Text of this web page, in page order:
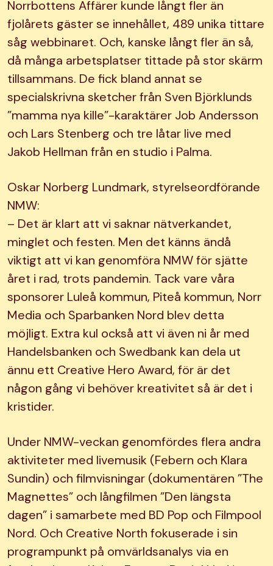
Norrbottens Affärer kunde långt fler än
fjolårets gäster se innehållet, 489 unika tittare
såg webbinaret. Och, kanske långt fler än så,
då många arbetsplatser tittade på stor skärm
tillsammans. De fick bland annat se
specialskrivna sketcher från Sven Björklunds
”mamma nya kille”-karaktärer Job Andersson
och Lars Stenberg och tre låtar live med
Jakob Hellman från en studio i Palma.
Oskar Norberg Lundmark, styrelseordförande
NMW:
– Det är klart att vi saknar nätverkandet,
minglet och festen. Men det känns ändå
viktigt att vi kan genomföra NMW för sjätte
året i rad, trots pandemin. Tack vare våra
sponsorer Luleå kommun, Piteå kommun, Norr
Media och Sparbanken Nord blev detta
möjligt. Extra kul också att vi även ni år med
Handelsbanken och Swedbank kan dela ut
ännu ett Creative Hero Award, för är det
någon gång vi behöver kreativitet så är det i
kristider.
Under NMW-veckan genomfördes flera andra
aktiviteter med livemusik (Febern och Klara
Sundin) och filmvisningar (dokumentären ”The
Magnettes” och långfilmen ”Den längsta
dagen” i samarbete med BD Pop och Filmpool
Nord. Och Creative North fokuserade i sin
programpunkt på omvärldsanalys via en